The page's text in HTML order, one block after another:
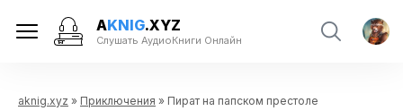
AKNIG.XYZ
Слушать АудиоКниги Онлайн
aknig.xyz » Приключения » Пират на папском престоле